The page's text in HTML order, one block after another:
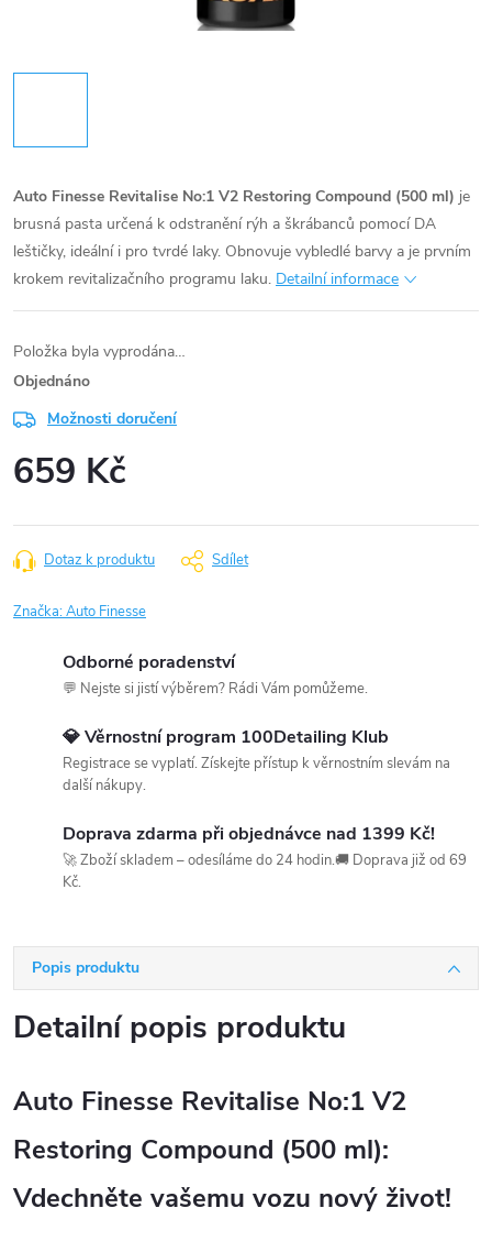
Auto Finesse Revitalise No:1 V2 Restoring Compound (500 ml) je
brusná pasta určená k odstranění rýh a škrábanců pomocí DA
leštičky, ideální i pro tvrdé laky. Obnovuje vybledlé barvy a je prvním
krokem revitalizačního programu laku. Detailní informace
Položka byla vyprodána…
Objednáno
Možnosti doručení
659 Kč
cena:
Dotaz k produktu Sdílet
Značka:Auto Finesse
Odborné poradenství
💬 Nejste si jistí výběrem? Rádi Vám pomůžeme.
💎 Věrnostní program 100Detailing Klub
Registrace se vyplatí. Získejte přístup k věrnostním slevám na
další nákupy.
Doprava zdarma při objednávce nad 1399 Kč!
🚀 Zboží skladem – odesíláme do 24 hodin.🚚 Doprava již od 69
Kč.
Popis produktu
Detailní popis produktu
Auto Finesse Revitalise No:1 V2
Restoring Compound (500 ml):
Vdechněte vašemu vozu nový život!